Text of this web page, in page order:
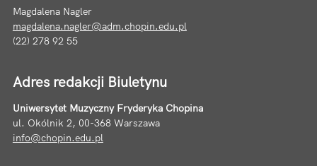
Magdalena Nagler
magdalena.nagler@adm.chopin.edu.pl
(22) 278 92 55
Adres redakcji Biuletynu
Uniwersytet Muzyczny Fryderyka Chopina
ul. Okólnik 2, 00-368 Warszawa
info@chopin.edu.pl